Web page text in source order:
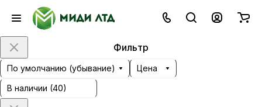
Фильтр
По умолчанию (убывание)
Цена
В наличии (40)